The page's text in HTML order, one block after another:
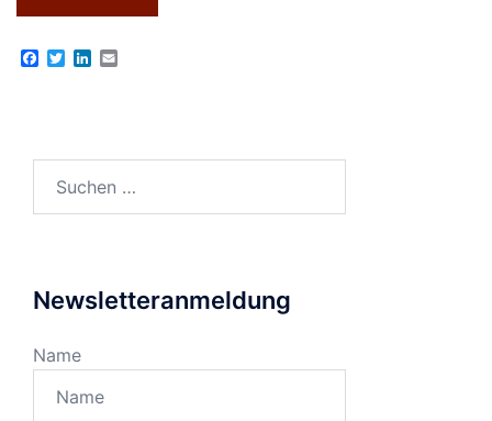
Facebook
TwitterLinkedIn
Newsletteranmeldung
Name